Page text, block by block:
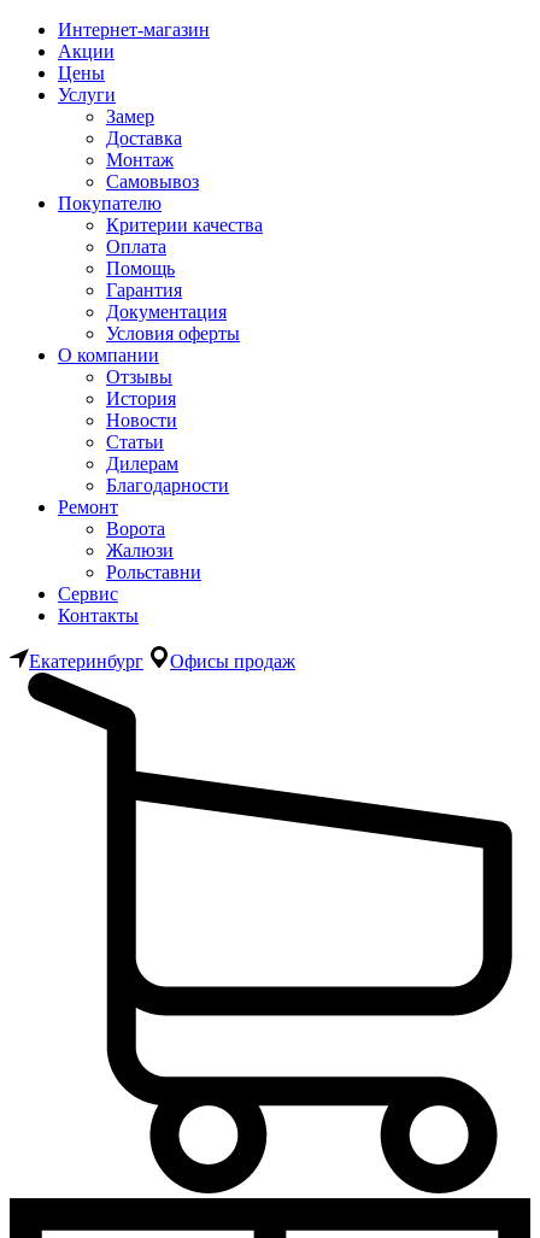
Интернет-магазин
Акции
Цены
Услуги
Замер
Доставка
Монтаж
Самовывоз
Покупателю
Критерии качества
Оплата
Помощь
Гарантия
Документация
Условия оферты
О компании
Отзывы
История
Новости
Статьи
Дилерам
Благодарности
Ремонт
Ворота
Жалюзи
Рольставни
Сервис
Контакты
Екатеринбург Офисы продаж